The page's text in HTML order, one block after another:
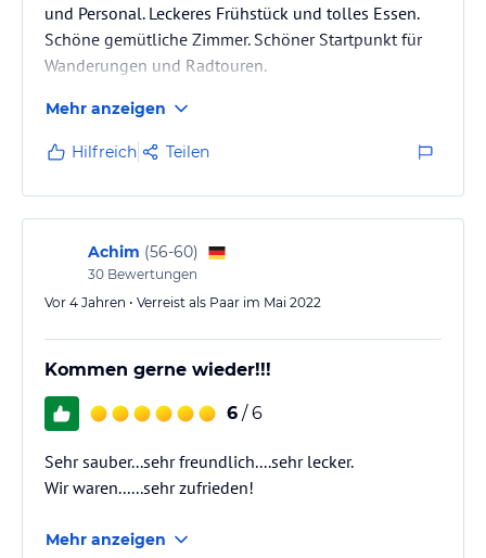
und Personal. Leckeres Frühstück und tolles Essen.
Schöne gemütliche Zimmer. Schöner Startpunkt für
Wanderungen und Radtouren.
Mehr anzeigen
Hilfreich Teilen
Achim (56-60)
30 Bewertungen
Vor 4 Jahren • Verreist als Paar im Mai 2022
Kommen gerne wieder!!!
6 / 6
Sehr sauber...sehr freundlich....sehr lecker.
Wir waren......sehr zufrieden!
Mehr anzeigen